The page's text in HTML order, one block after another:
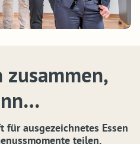
zusammen,
ausgezeichnetes Essen
teilen.